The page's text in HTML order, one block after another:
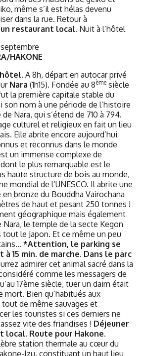
même s’il est hélas devenu
dans la rue. Retour à
restaurant local. Nuit à l’hôtel
septembre
HAKONE
A 8h, départ en autocar privé
Nara (1h15). Fondée au 8ème siècle
la première capitale stable du
son nom à une période de l’histoire
Nara, qui s’étend de 710 à 794.
culturel et religieux en fait un lieu
Elle abrite encore aujourd’hui
et reconnus dans le monde
un immense complexe de
le plus remarquable est le
haute structure de bois au monde,
mondial de l’UNESCO. Il abrite une
bronze du Bouddha Vairochana
de haut et pesant 250 tonnes !
géographique mais également
le temple de la secte Kegon
le Japon. Et ce même un peu
*Attention, le parking se
15 min. de marche. Dans le parc
admirer cet animal sacré dans la
comme les messagers de
17ème siècle, tuer un daim était
mort. Bien qu’habitués aux
de même sauvages et
les touristes si ces derniers ne
vite des friandises ! Déjeuner
local. Route pour Hakone.
station thermale au cœur du
Izu, constituant un haut lieu